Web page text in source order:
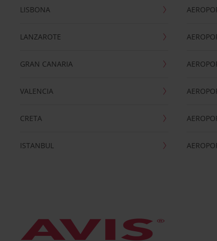
LISBONA
LANZAROTE
GRAN CANARIA
VALENCIA
CRETA
ISTANBUL